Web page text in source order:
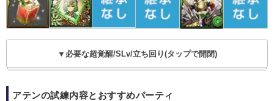
▼必要な超覚醒/SLv/立ち回り(タップで開閉)
アテンの試練内容とおすすめパーティ